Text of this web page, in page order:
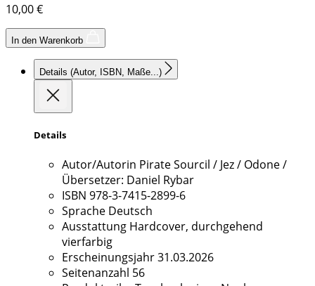
10,00€
In den Warenkorb
Details (Autor, ISBN, Maße...)
Details
Autor/Autorin Pirate Sourcil / Jez / Odone /
Übersetzer: Daniel Rybar
ISBN 978-3-7415-2899-6
Sprache Deutsch
Ausstattung Hardcover, durchgehend
vierfarbig
Erscheinungsjahr31.03.2026
Seitenanzahl 56